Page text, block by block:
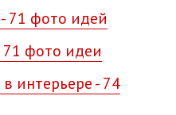
71 фото идей
71 фото идеи
интерьере - 74